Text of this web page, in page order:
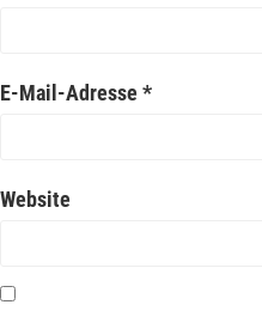
E-Mail-Adresse *
Website